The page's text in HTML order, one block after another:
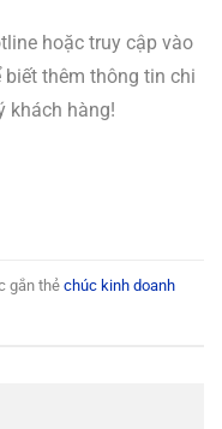
hoặc truy cập vào
biết thêm thông tin chi
khách hàng!
gắn thẻ chúc kinh doanh